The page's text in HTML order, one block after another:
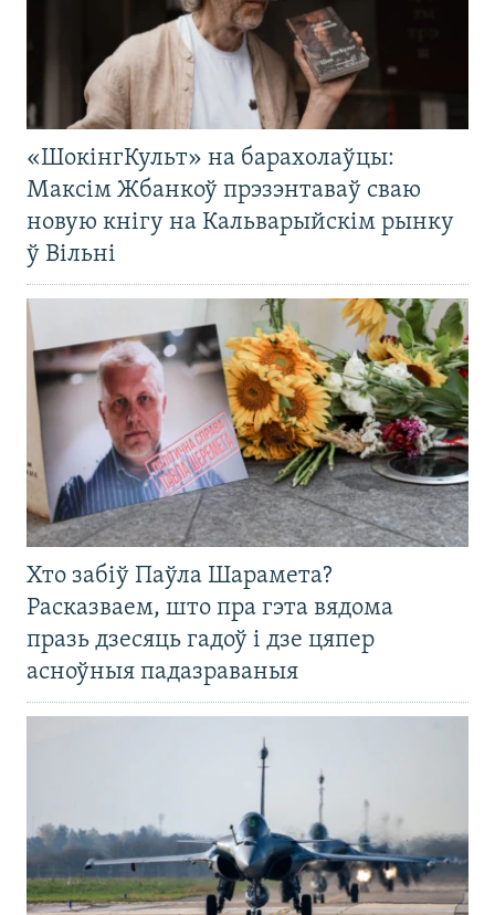
«ШокінгКульт» на барахолаўцы:
Максім Жбанкоў прэзэнтаваў сваю
новую кнігу на Кальварыйскім рынку
ў Вільні
Хто забіў Паўла Шарамета?
Расказваем, што пра гэта вядома
празь дзесяць гадоў і дзе цяпер
асноўныя падазраваныя